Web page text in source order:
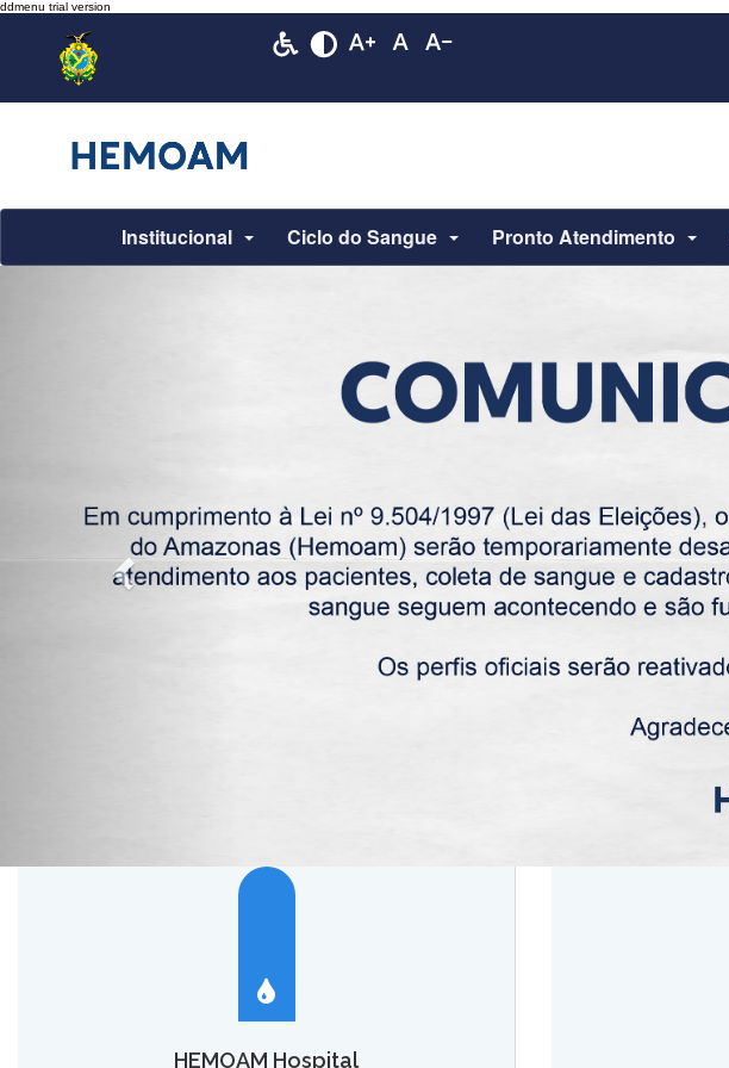
Institucional Ciclo do Sangue Pronto Atendimento
HEMOAM Hospital